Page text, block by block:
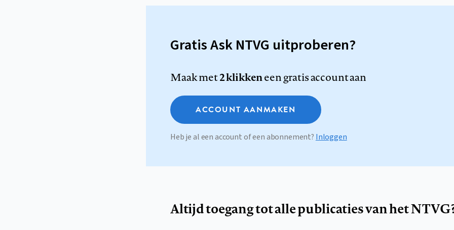
Gratis Ask NTVG uitproberen?
Maak met2 klikkeneen gratis account aan
ACCOUNT AANMAKEN
Heb je al een account of een abonnement? Inloggen
Altijd toegang tot alle publicaties van het